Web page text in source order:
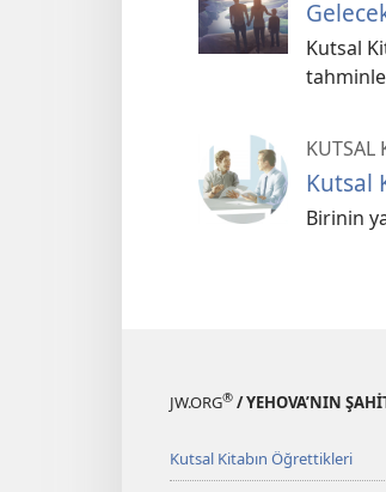
Kutsal
KUTSAL
Kutsal
Birinin
JW.ORG® / YEHOVA’NIN
Kutsal Kitabın Öğrettikleri